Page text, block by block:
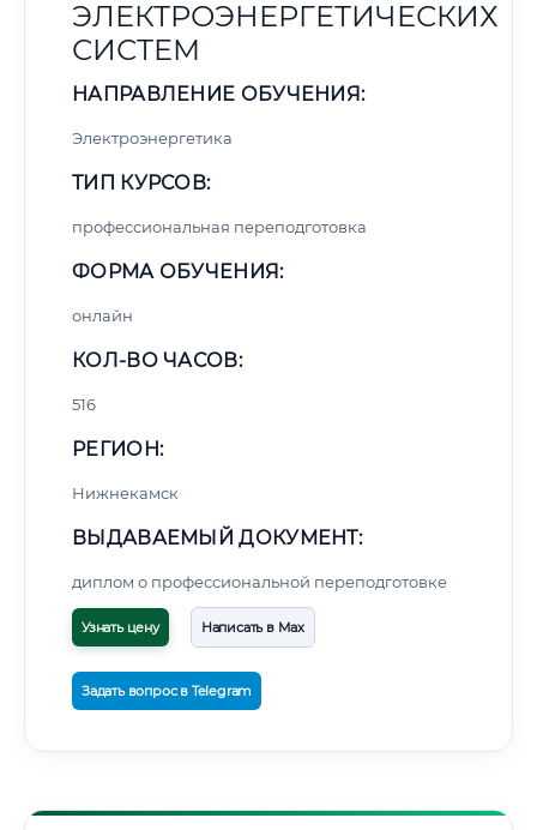
ЭЛЕКТРОЭНЕРГЕТИЧЕСКИХ
СИСТЕМ
НАПРАВЛЕНИЕ ОБУЧЕНИЯ:
Электроэнергетика
ТИП КУРСОВ:
профессиональная переподготовка
ФОРМА ОБУЧЕНИЯ:
онлайн
КОЛ-ВО ЧАСОВ:
516
РЕГИОН:
Нижнекамск
ВЫДАВАЕМЫЙ ДОКУМЕНТ:
диплом о профессиональной переподготовке
Узнать цену Написать в Max
Задать вопрос в Telegram